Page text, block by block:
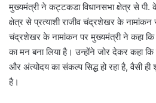
मुख्यमंत्री ने कट्टकडा विधानसभा क्षेत्र से
क्षेत्र से प्रत्याशी राजीव चंद्रशेखर के नामांकन
चंद्रशेखर के नामांकन पर मुख्यमंत्री ने कहा
का मन बना लिया है। उन्होंने जोर देकर कहा
और अंत्योदय का संकल्प सिद्ध हो रहा है, वैसी
है।